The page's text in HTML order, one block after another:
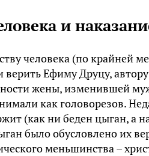
и
человека (по крайней
Ефиму Друцу,
жены, изменившей
как головорезов.
(как ни беден цыган, а
было обусловлено их
меньшинства –